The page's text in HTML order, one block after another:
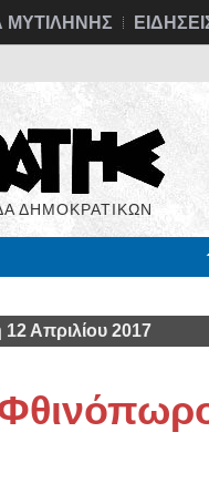
ΜΥΤΙΛΗΝΗΣ
ΔΗΜΟΚΡΑΤΙΚΩΝ
12 Απριλίου 2017